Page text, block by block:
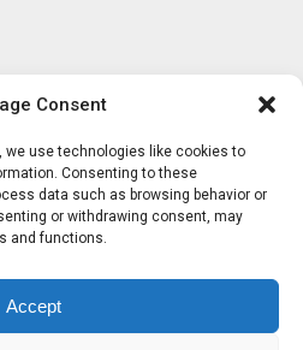
Consent
we use technologies like cookies to
Consenting to these
data such as browsing behavior or
or withdrawing consent, may
and functions.
Accept